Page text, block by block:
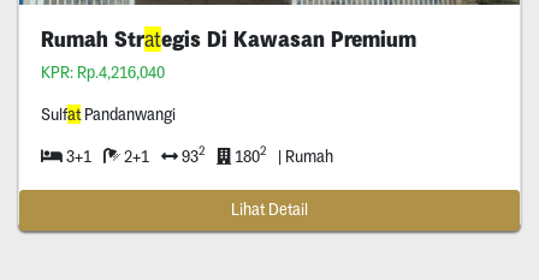
Rumah Strategis Di Kawasan Premium
KPR: Rp.4,216,040
SulfatPandanwangi
3+1 2+1 932 1802 | Rumah
Lihat Detail